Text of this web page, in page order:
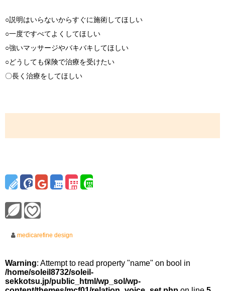
○説明はいらないからすぐに施術してほしい
○一度ですべてよくしてほしい
○強いマッサージやバキバキしてほしい
○どうしても保険で治療を受けたい
〇長く治療をしてほしい
medicarefine design
Warning: Attempt to read property "name" on bool in
/home/soleil8732/soleil-
sekkotsu.jp/public_html/wp_sol/wp-